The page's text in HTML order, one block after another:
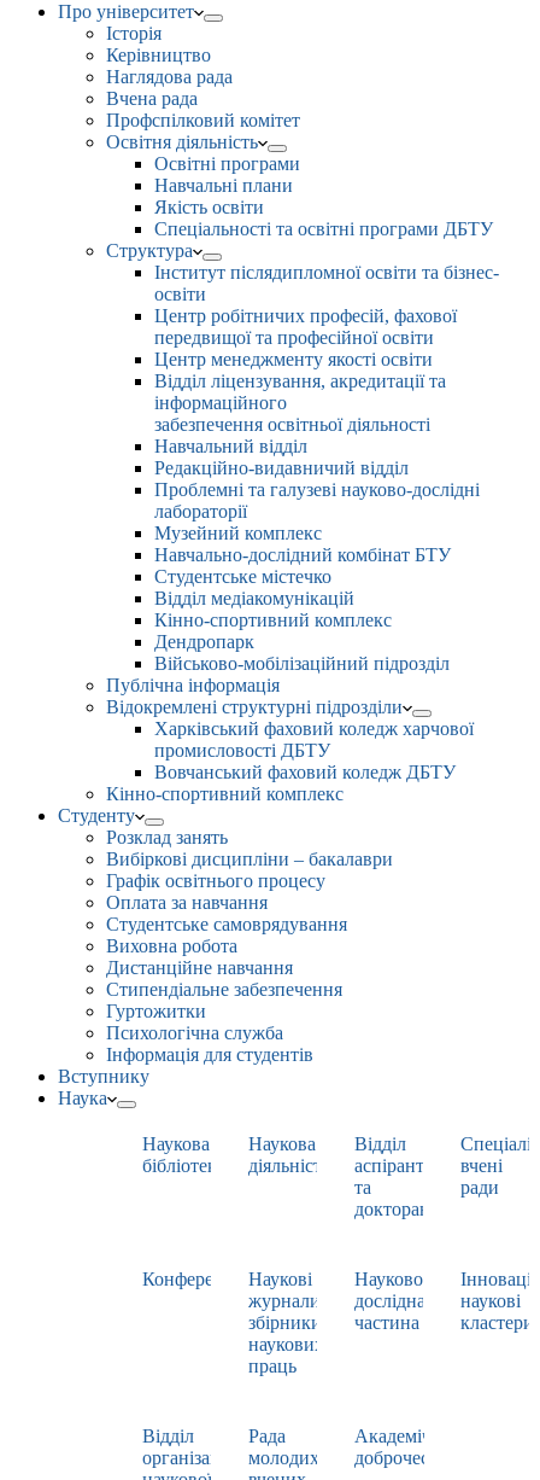
Про університет
Історія
Керівництво
Наглядова рада
Вчена рада
Профспілковий комітет
Освітня діяльність
Освітні програми
Навчальні плани
Якість освіти
Спеціальності та освітні програми ДБТУ
Структура
Інститут післядипломної освіти та бізнес-
освіти
Центр робітничих професій, фахової
передвищої та професійної освіти
Центр менеджменту якості освіти
Відділ ліцензування, акредитації та
інформаційного
забезпечення освітньої діяльності
Навчальний відділ
Редакційно-видавничий відділ
Проблемні та галузеві науково-дослідні
лабораторії
Музейний комплекс
Навчально-дослідний комбінат БТУ
Студентське містечко
Відділ медіакомунікацій
Кінно-спортивний комплекс
Дендропарк
Військово-мобілізаційний підрозділ
Публічна інформація
Відокремлені структурні підрозділи
Харківський фаховий коледж харчової
промисловості ДБТУ
Вовчанський фаховий коледж ДБТУ
Кінно-спортивний комплекс
Студенту
Розклад занять
Вибіркові дисципліни – бакалаври
Графік освітнього процесу
Оплата за навчання
Студентське самоврядування
Виховна робота
Дистанційне навчання
Стипендіальне забезпечення
Гуртожитки
Психологічна служба
Інформація для студентів
Вступнику
Наука
Наукова
бібліотека
Наукова
діяльність
Відділ
аспірантури
та
докторантури
вчені
ради
Конференції
Наукові
журнали,
збірники
наукових
праць
Науково-
дослідна
частина
наукові
кластери
Відділ
організації
Рада
молодих
Академічна
доброчесність